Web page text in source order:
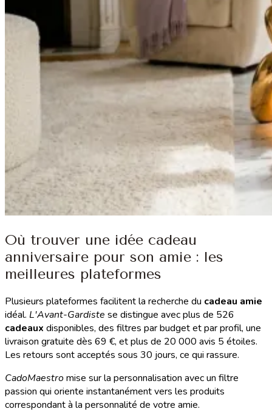
Où trouver une idée cadeau
anniversaire pour son amie : les
meilleures plateformes
Plusieurs plateformes facilitent la recherche du cadeau amie
idéal. L'Avant-Gardiste se distingue avec plus de 526
cadeaux disponibles, des filtres par budget et par profil, une
livraison gratuite dès 69 €, et plus de 20 000 avis 5 étoiles.
Les retours sont acceptés sous 30 jours, ce qui rassure.
CadoMaestromise sur la personnalisation avec un filtre
passion qui oriente instantanément vers les produits
correspondant à la personnalité de votre amie.